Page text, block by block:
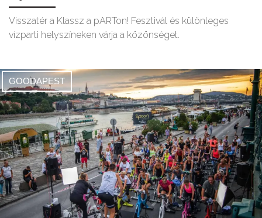
Visszatér a Klassz a pARTon! Fesztivál és különleges
vízparti helyszíneken várja a közönséget.
GOODAPEST